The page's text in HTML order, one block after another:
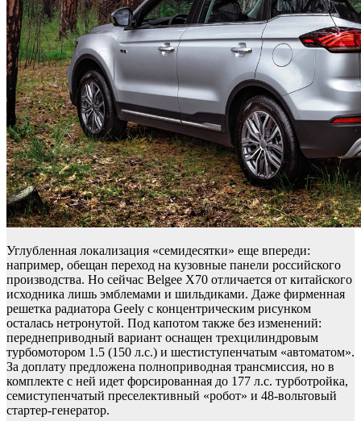
Углубленная локализация «семидесятки» еще впереди:
например, обещан переход на кузовные панели российского
производства. Но сейчас Belgee X70 отличается от китайского
исходника лишь эмблемами и шильдиками. Даже фирменная
решетка радиатора Geely с концентрическим рисунком
осталась нетронутой. Под капотом также без изменений:
переднеприводный вариант оснащен трехцилиндровым
турбомотором 1.5 (150 л.с.) и шестиступенчатым «автоматом».
За доплату предложена полноприводная трансмиссия, но в
комплекте с ней идет форсированная до 177 л.с. турботройка,
семиступенчатый преселективный «робот» и 48-вольтовый
стартер-генератор.